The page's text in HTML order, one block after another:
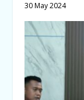
30 May 2024